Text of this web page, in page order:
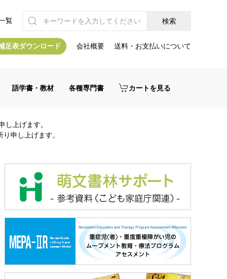
覧
足表ダウンロード 会社概要 送料・お支払いについて
語学書・教材 各種専門書 カートを見る
し上げます。
申し上げます。